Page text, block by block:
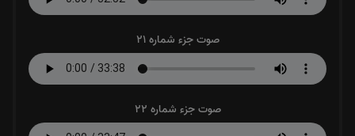
صوت جزء شماره 21
صوت جزء شماره 22